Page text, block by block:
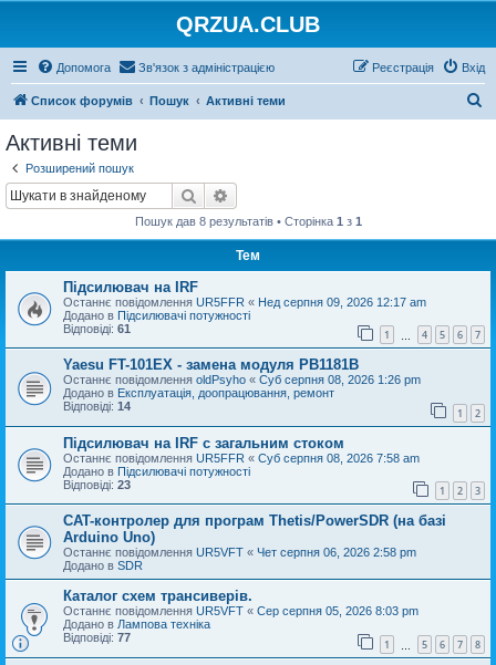
QRZUA.CLUB
Допомога Зв'язок з адміністрацією Вхід
Реєстрація
Список форумів Пошук Активні теми
Активні теми
Розширений пошук
Пошук
Пошук дав 8 результатів • Сторінка 1 з 1
Тем
Підсилювач на IRF
Останнє повідомлення UR5FFR « Нед серпня 09, 2026 12:17 am
Додано в Підсилювачі потужності
Відповіді: 61 1 4 5 6 7
Yaesu FT-101EX - замена модуля PB1181B
Останнє повідомлення oldPsyho « Суб серпня 08, 2026 1:26 pm
Додано в Експлуатація, доопрацювання, ремонт
Відповіді: 14 1 2
Підсилювач на IRF с загальним стоком
Останнє повідомлення UR5FFR « Суб серпня 08, 2026 7:58 am
Додано в Підсилювачі потужності
Відповіді: 23 1 2 3
CAT-контролер для програм Thetis/PowerSDR (на базі
Arduino Uno)
Останнє повідомлення UR5VFT « Чет серпня 06, 2026 2:58 pm
Додано в SDR
Каталог схем трансиверів.
Останнє повідомлення UR5VFT « Сер серпня 05, 2026 8:03 pm
Додано в Лампова техніка
Відповіді: 77 1 5 6 7 8